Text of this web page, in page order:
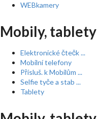
WEBkamery
Mobily, tablety
Elektronické čtečk ...
Mobilní telefony
Přísluš. k Mobilům ...
Selfie tyče a stab ...
Tablety